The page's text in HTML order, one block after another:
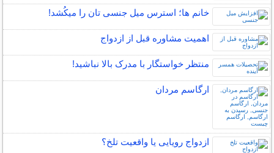
خانم ها؛ استرس میل جنسی تان را میکُشد!
اهمیت مشاوره قبل از ازدواج
منتظر خواستگار با مدرک بالا نباشید!
ارگاسم مردان
ازدواج رویایی یا واقعیت تلخ؟